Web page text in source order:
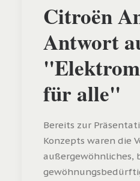
Citroën
Antwort
für alle"
Bereits zur
Konzepts waren die
außergewöhnliches,